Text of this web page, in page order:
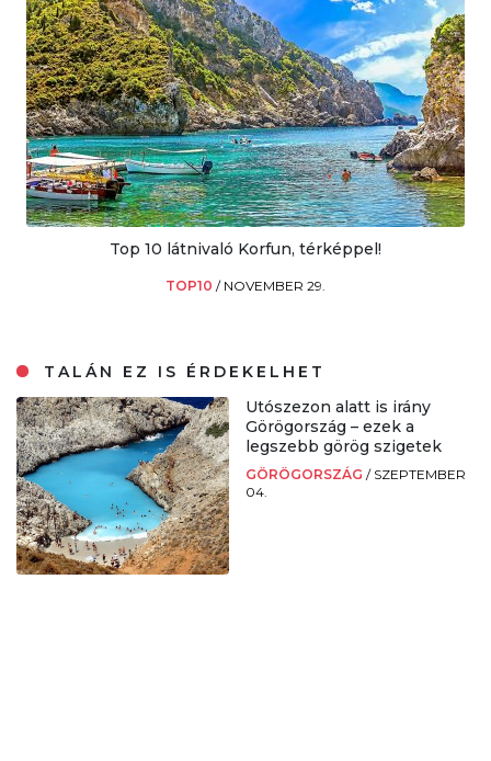
Top 10 látnivaló Korfun, térképpel!
TOP10 / NOVEMBER 29.
TALÁN EZ IS ÉRDEKELHET
Utószezon alatt is irány
Görögország – ezek a
legszebb görög szigetek
GÖRÖGORSZÁG / SZEPTEMBER
04.